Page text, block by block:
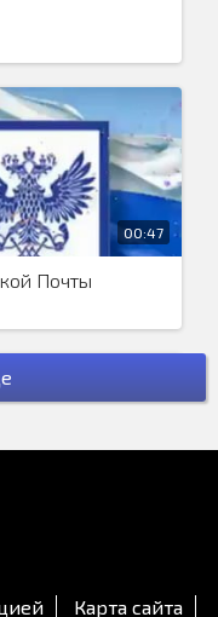
00:47
Почты
Карта сайта